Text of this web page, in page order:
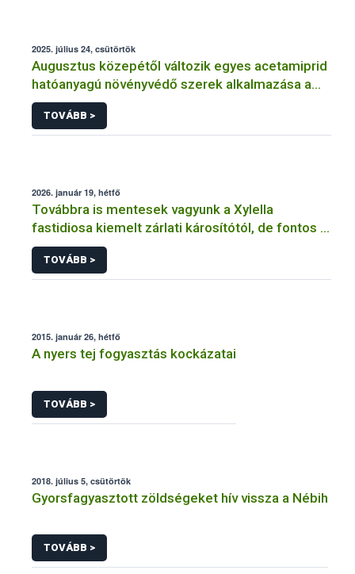
2025. július 24, csütörtök
Augusztus közepétől változik egyes acetamiprid
hatóanyagú növényvédő szerek alkalmazása a
határérték csökkentése miatt
TOVÁBB >
2026. január 19, hétfő
Továbbra is mentesek vagyunk a Xylella
fastidiosa kiemelt zárlati károsítótól, de fontos a
megelőzés
TOVÁBB >
2015. január 26, hétfő
A nyers tej fogyasztás kockázatai
TOVÁBB >
2018. július 5, csütörtök
Gyorsfagyasztott zöldségeket hív vissza a Nébih
TOVÁBB >